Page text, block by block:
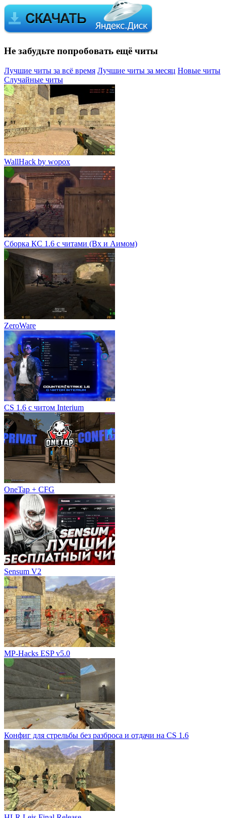
Не забудьте попробовать ещё читы
Лучшие читы за всё время Лучшие читы за месяц Новые читы
Случайные читы
WallHack by wopox
Сборка КС 1.6 с читами (Вх и Аимом)
ZeroWare
CS 1.6 с читом Interium
OneTap + CFG
Sensum V2
MP-Hacks ESP v5.0
Конфиг для стрельбы без разброса и отдачи на CS 1.6